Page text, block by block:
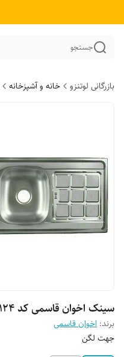
جستجو
بازرگانی لوتنزو خانه و آشپزخانه
سینک اخوان قاسمی کد AG-124 توکار
برند: اخوان قاسمی
جهت لگن